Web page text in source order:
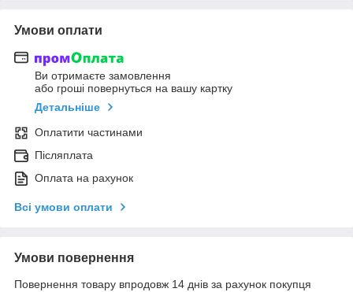
Умови оплати
Ви отримаєте замовлення
або гроші повернуться на вашу картку
Детальніше
Оплатити частинами
Післяплата
Оплата на рахунок
Всі умови оплати
Умови повернення
Повернення товару впродовж 14 днів за рахунок покупця